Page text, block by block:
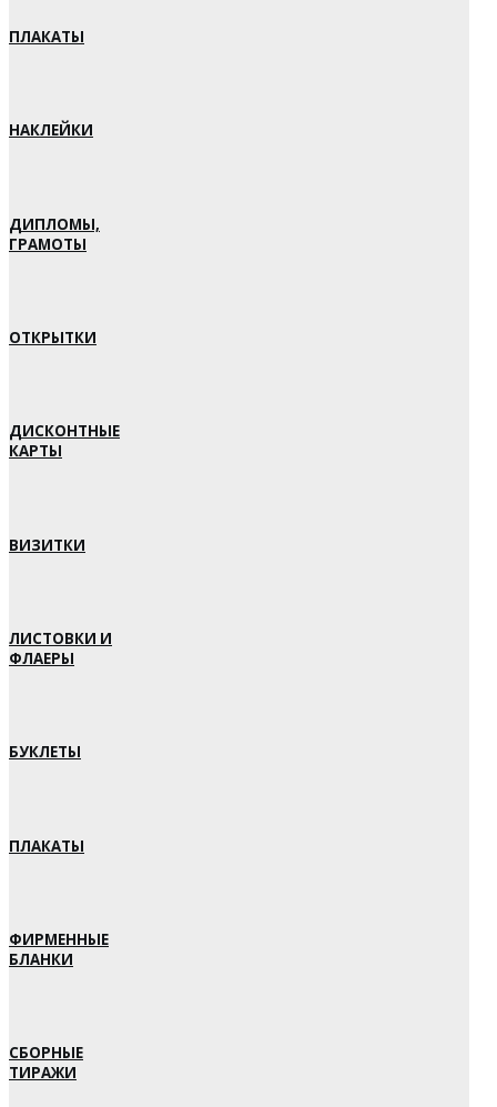
ПЛАКАТЫ
НАКЛЕЙКИ
ДИПЛОМЫ,
ГРАМОТЫ
ОТКРЫТКИ
ДИСКОНТНЫЕ
КАРТЫ
ВИЗИТКИ
ЛИСТОВКИ И
ФЛАЕРЫ
БУКЛЕТЫ
ПЛАКАТЫ
ФИРМЕННЫЕ
БЛАНКИ
СБОРНЫЕ
ТИРАЖИ